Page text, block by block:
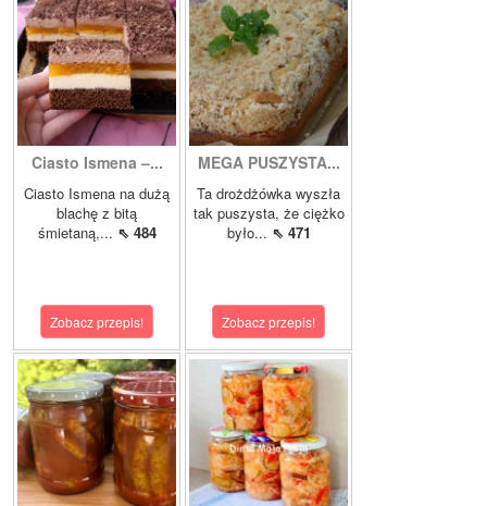
Ciasto Ismena –...
Ciasto Ismena na dużą
blachę z bitą
śmietaną,... ⇖ 484
Zobacz przepis!
MEGA PUSZYSTA...
Ta drożdżówka wyszła
tak puszysta, że ciężko
było... ⇖ 471
Zobacz przepis!